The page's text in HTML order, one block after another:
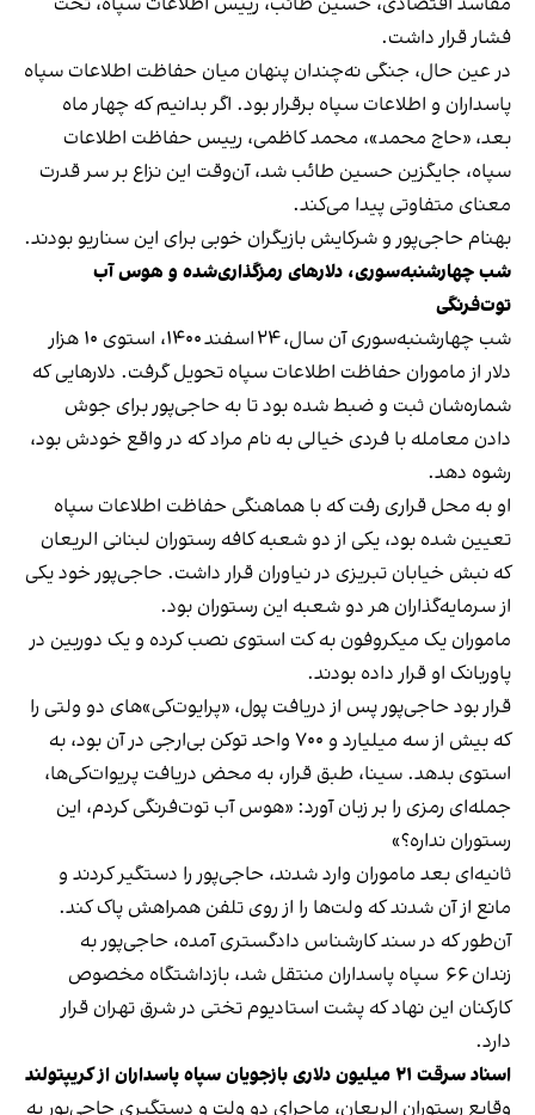
فشار قرار داشت.
در عین حال، جنگی نه‌چندان پنهان میان حفاظت اطلاعات سپاه
پاسداران و اطلاعات سپاه برقرار بود. اگر بدانیم که چهار ماه
بعد، «حاج محمد»، محمد کاظمی، رییس حفاظت اطلاعات
سپاه، جایگزین حسین طائب شد، آن‌وقت این نزاع بر سر قدرت
معنای متفاوتی پیدا می‌کند.
بهنام حاجی‌پور و شرکایش بازیگران خوبی برای این سناریو بودند.
شب چهارشنبه‌سوری، دلارهای رمزگذاری‌شده و هوس آب
توت‌فرنگی
شب چهارشنبه‌سوری آن سال، ۲۴ اسفند ۱۴۰۰، استوی ۱۰ هزار
دلار از ماموران حفاظت اطلاعات سپاه تحویل گرفت. دلارهایی که
شماره‌شان ثبت و ضبط شده بود تا به حاجی‌پور برای جوش
دادن معامله با فردی خیالی به نام مراد که در واقع خودش بود،
رشوه دهد.
او به محل قراری رفت که با هماهنگی حفاظت اطلاعات سپاه
تعیین شده بود، یکی از دو شعبه کافه رستوران لبنانی الریعان
که نبش خیابان تبریزی در نیاوران قرار داشت. حاجی‌پور خود یکی
از سرمایه‌گذاران هر دو شعبه این رستوران بود.
ماموران یک میکروفون به کت استوی نصب کرده و یک دوربین در
پاوربانک او قرار داده بودند.
قرار بود حاجی‌پور پس از دریافت پول، «پرایوت‌کی»‌های دو ولتی را
که بیش از سه میلیارد و ۷۰۰ واحد توکن بی‌‌ارجی در آن بود، به
استوی بدهد. سینا، طبق قرار، به محض دریافت پریوات‌کی‌ها،
جمله‌ای رمزی را بر زبان آورد: «هوس آب توت‌فرنگی کردم، این
رستوران نداره؟»
ثانیه‌ای بعد ماموران وارد شدند، حاجی‌پور را دستگیر کردند و
مانع از آن شدند که ولت‌ها را از روی تلفن همراهش پاک کند.
آن‌طور که در سند کارشناس دادگستری آمده، حاجی‌پور به
زندان ۶۶ سپاه پاسداران منتقل شد، بازداشتگاه مخصوص
کارکنان این نهاد که پشت استادیوم تختی در شرق تهران قرار
دارد.
اسناد سرقت ۲۱ میلیون دلاری بازجویان سپاه پاسداران از کریپتولند